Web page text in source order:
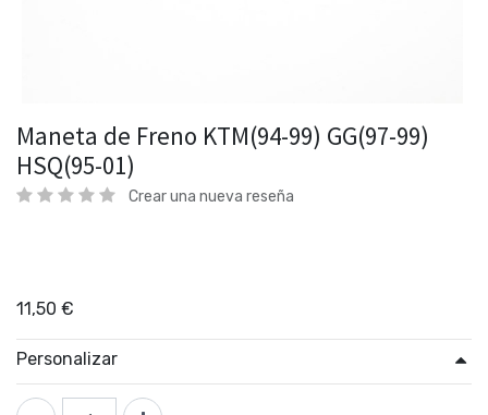
Maneta de Freno KTM(94-99) GG(97-99)
HSQ(95-01)
Crear una nueva reseña
11,50 €
Personalizar